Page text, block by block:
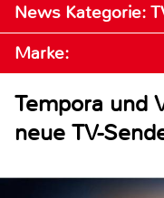
News Kategorie:
Marke:
Tempora und
neue TV-